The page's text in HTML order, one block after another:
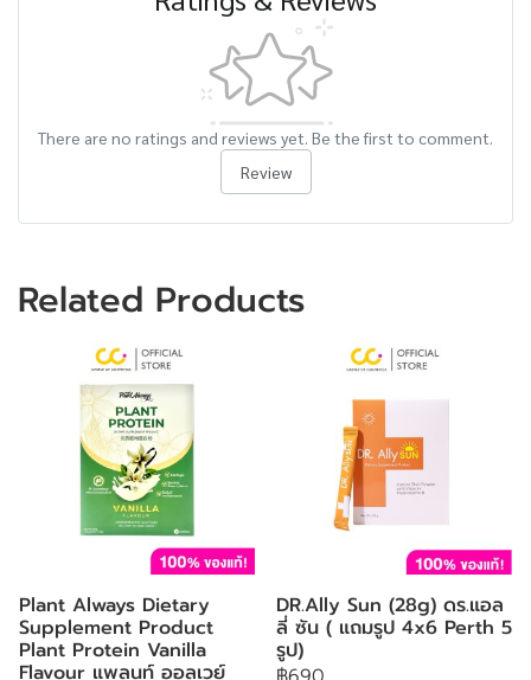
There are no ratings and reviews yet. Be the first to comment.
Review
Related Products
Plant Always Dietary
Supplement Product
Plant Protein Vanilla
Flavour แพลนท์ ออลเวย์
DR.Ally Sun (28g) ดร.แอล
ลี่ ซัน ( แถมรูป 4x6 Perth 5
รูป)